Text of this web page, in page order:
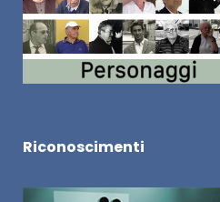
Riconoscimenti